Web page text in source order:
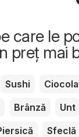
care le
preț mai
Sushi
Brânză Unt
Sfeclă